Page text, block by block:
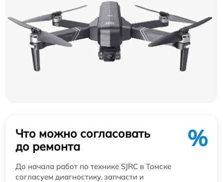
Что можно согласовать
до ремонта
%
До начала работ по технике SJRC в Томске
согласуем диагностику, запчасти и